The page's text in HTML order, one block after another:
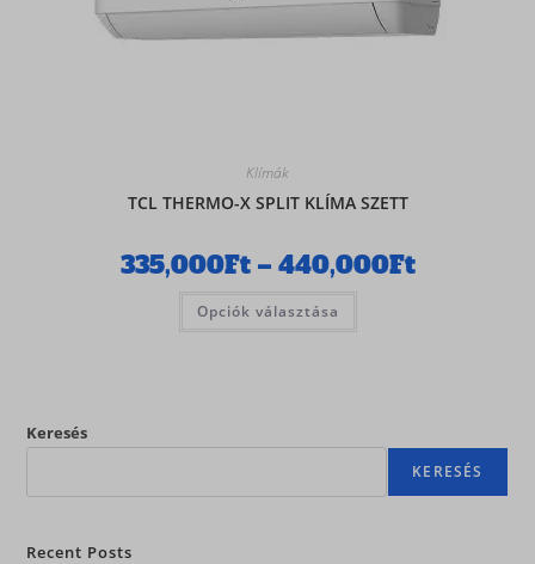
Klímák
TCL THERMO-X SPLIT KLÍMA SZETT
335,000Ft – 440,000Ft
Opciók választása
Keresés
KERESÉS
Recent Posts